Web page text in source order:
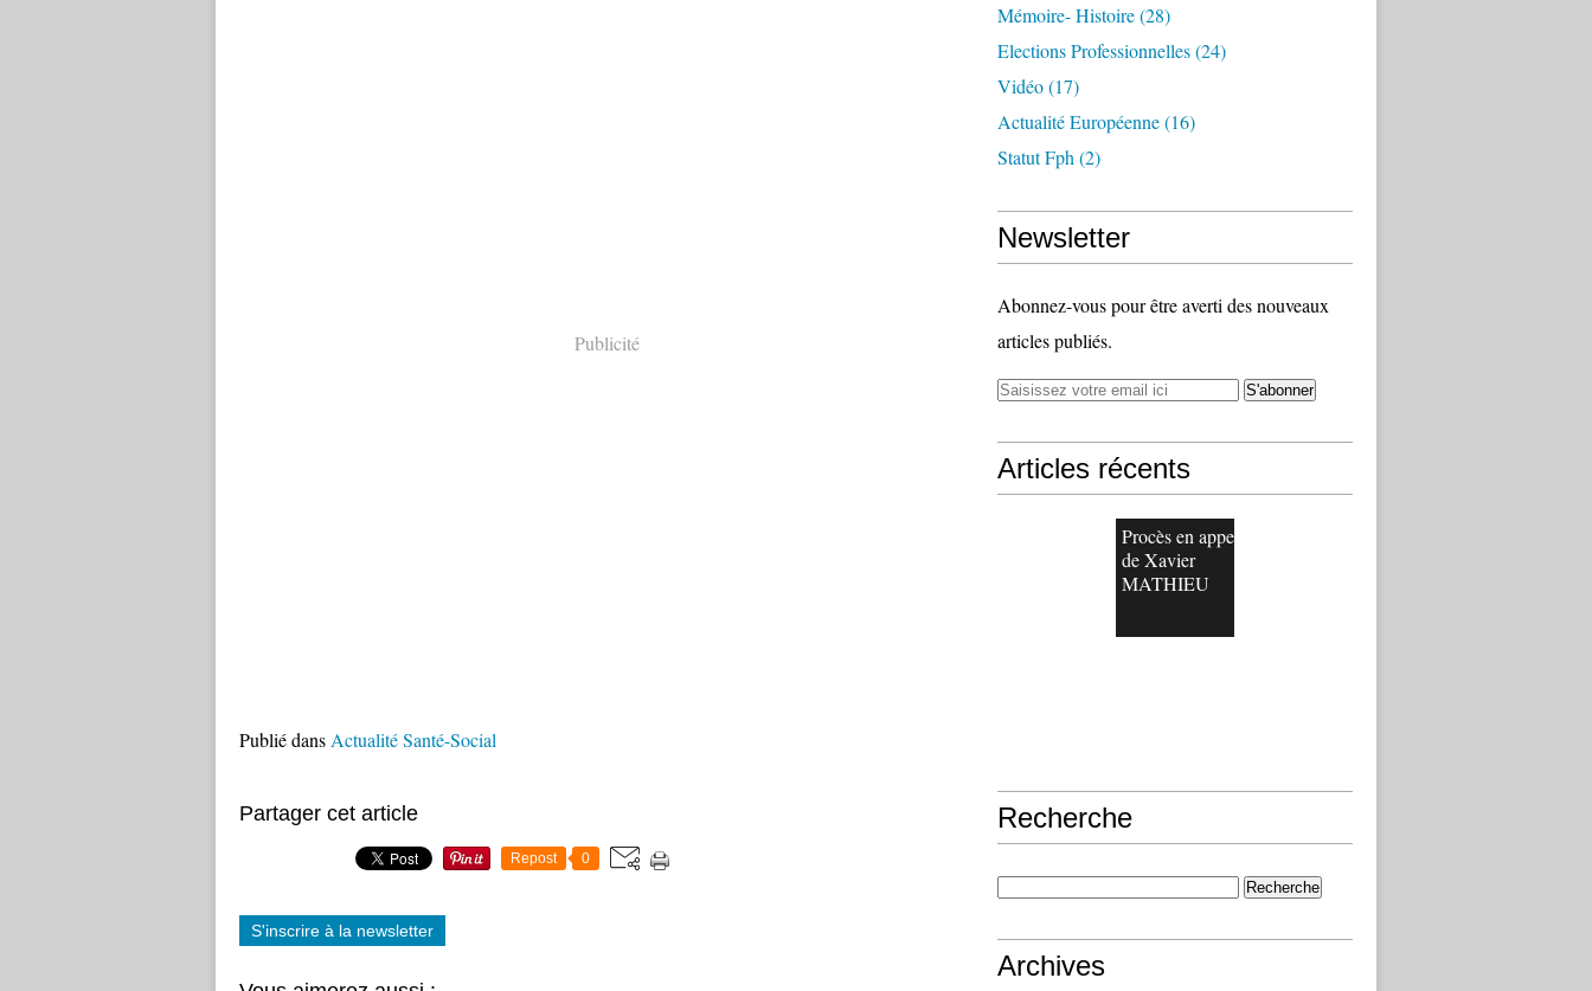
Publicité
Publié dans Actualité Santé-Social
Partager cet article
Repost 0
S'inscrire à la newsletter
Mémoire- Histoire(28)
Elections Professionnelles(24)
Vidéo(17)
Actualité Européenne(16)
Statut Fph (2)
Newsletter
Abonnez-vous pour être averti des nouveaux
articles publiés.
Articles récents
Procès en appel
de Xavier
MATHIEU
Recherche
Archives